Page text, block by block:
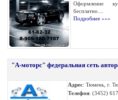
Оформление
бесплатно....
Подробнее »»»
"А-моторс" федеральная сеть
Адрес: Тюмень, г.
Телефон: (3452)